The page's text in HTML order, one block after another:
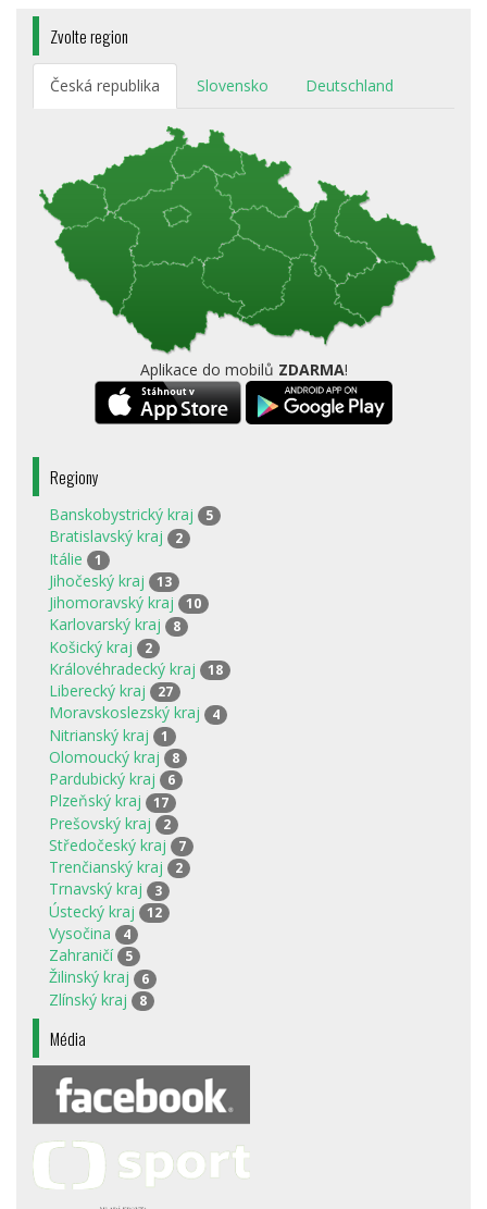
Zvolte region
Česká republika Slovensko Deutschland
Aplikace do mobilů ZDARMA!
Regiony
Banskobystrický kraj 5
Bratislavský kraj 2
Itálie 1
Jihočeský kraj 13
Jihomoravský kraj 10
Karlovarský kraj 8
Košický kraj 2
Královéhradecký kraj 18
Liberecký kraj 27
Moravskoslezský kraj 4
Nitrianský kraj 1
Olomoucký kraj 8
Pardubický kraj 6
Plzeňský kraj 17
Prešovský kraj 2
Středočeský kraj 7
Trenčianský kraj 2
Trnavský kraj 3
Ústecký kraj 12
Vysočina 4
Zahraničí 5
Žilinský kraj 6
Zlínský kraj 8
Média